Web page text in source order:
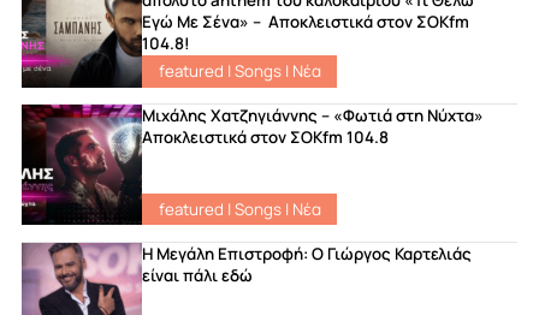
Εγώ Με Σένα» – Αποκλειστικά στον ΣΟΚfm
104.8!
featured |Songs| Νέα
Μιχάλης Χατζηγιάννης – «Φωτιά στη Νύχτα»
Αποκλειστικά στον ΣΟΚfm 104.8
featured |Songs| Νέα
Η Μεγάλη Επιστροφή: Ο Γιώργος Καρτελιάς
είναι πάλι εδώ